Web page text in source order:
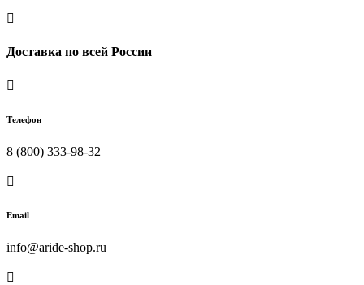

Доставка по всей России

Телефон
8 (800) 333-98-32

Email
info@aride-shop.ru
